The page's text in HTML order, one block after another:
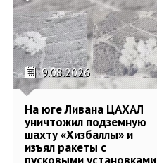
9.08.2026
На юге Ливана ЦАХАЛ
уничтожил подземную
шахту «Хизбаллы» и
изъял ракеты с
пусковыми установками